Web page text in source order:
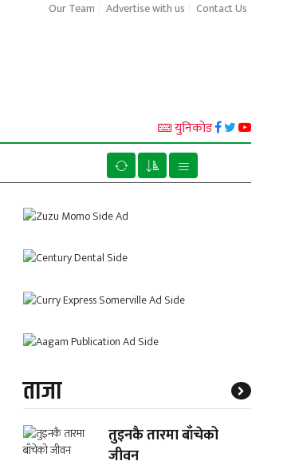
Our Team Advertise with us Contact Us
युनिकाेड
ताजा
तुइनकै तारमा बाँचेको
जीवन